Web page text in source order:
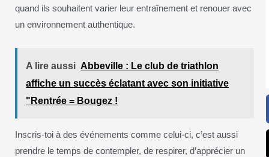
quand ils souhaitent varier leur entraînement et renouer avec
un environnement authentique.
A lire aussi Abbeville : Le club de triathlon
affiche un succès éclatant avec son initiative
"Rentrée = Bougez !
Inscris-toi à des événements comme celui-ci, c’est aussi
prendre le temps de contempler, de respirer, d’apprécier un